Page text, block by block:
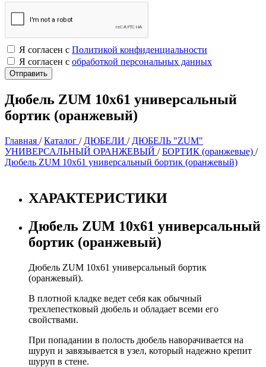
Я согласен с Политикой конфиденциальности
Я согласен с обработкой персональных данных
Дюбель ZUM 10х61 универcальный
бортик (оранжевый)
Главная /Каталог / ДЮБЕЛИ / ДЮБЕЛЬ "ZUM"
УНИВЕРСАЛЬНЫЙ ОРАНЖЕВЫЙ /БОРТИК (оранжевые) /
Дюбель ZUM 10х61 универcальный бортик (оранжевый)
ХАРАКТЕРИСТИКИ
Дюбель ZUM 10х61 универcальный
бортик (оранжевый)
Дюбель ZUM 10х61 универcальный бортик
(оранжевый).
В плотной кладке ведет себя как обычный
трехлепестковый дюбель и обладает всеми его
свойствами.
При попадании в полость дюбель наворачивается на
шуруп и завязывается в узел, который надежно крепит
шуруп в стене.